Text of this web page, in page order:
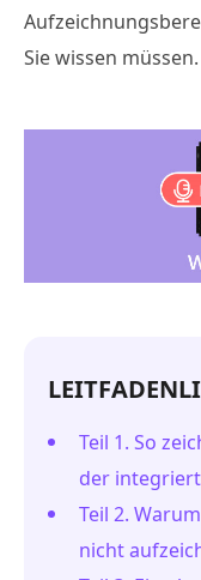
Sie wissen müssen.
Teil 1. So
der
Teil 2.
nicht